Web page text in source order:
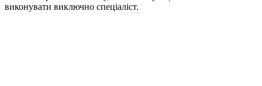
виконувати виключно спеціаліст.